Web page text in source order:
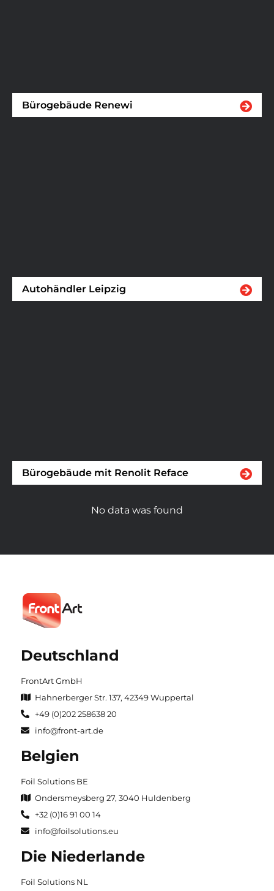
Bürogebäude Renewi
Autohändler Leipzig
Bürogebäude mit Renolit Reface
No data was found
Deutschland
FrontArt GmbH
Hahnerberger Str. 137, 42349 Wuppertal
+49 (0)202 258638 20
info@front-art.de
Belgien
Foil Solutions BE
Ondersmeysberg 27, 3040 Huldenberg
+32 (0)16 91 00 14
info@foilsolutions.eu
Die Niederlande
Foil Solutions NL